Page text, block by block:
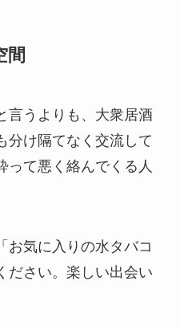
間
言うよりも、大衆居酒
分け隔てなく交流して
って悪く絡んでくる人
お気に入りの水タバコ
ださい。楽しい出会い